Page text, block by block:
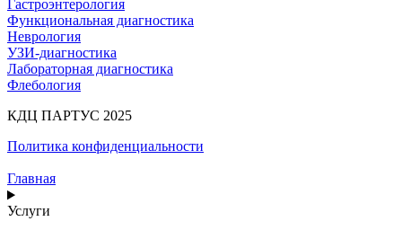
Гастроэнтерология
Функциональная диагностика
Неврология
УЗИ-диагностика
Лабораторная диагностика
Флебология
КДЦ ПАРТУС 2025
Политика конфиденциальности
Главная
Услуги